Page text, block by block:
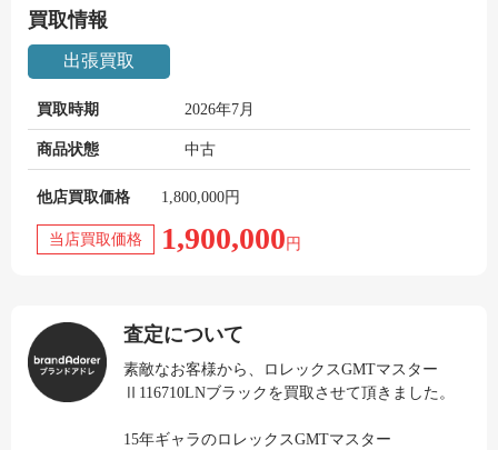
買取情報
出張買取
買取時期 2026年7月
商品状態 中古
他店買取価格 1,800,000円
当店買取価格 1,900,000 円
査定について
素敵なお客様から、ロレックスGMTマスター
Ⅱ116710LNブラックを買取させて頂きました。
15年ギャラのロレックスGMTマスター